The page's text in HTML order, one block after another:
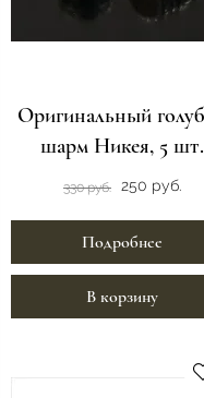
Оригинальный
шарм Никея, 5 шт.
330 руб. 250 руб.
Подробнее
В корзину